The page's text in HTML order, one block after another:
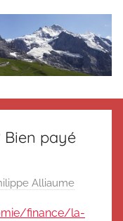
Bien payé
Alliaume
finance/la-